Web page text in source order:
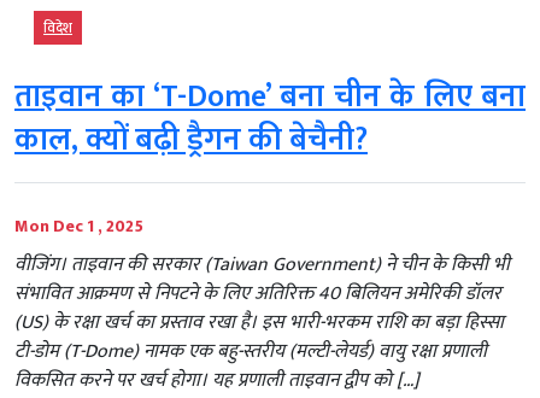
विदेश
ताइवान का ‘T-Dome’ बना चीन के लिए बना
काल, क्यों बढ़ी ड्रैगन की बेचैनी?
Mon Dec 1 , 2025
वीजिंग। ताइवान की सरकार (Taiwan Government) ने चीन के किसी भी
संभावित आक्रमण से निपटने के लिए अतिरिक्त 40 बिलियन अमेरिकी डॉलर
(US) के रक्षा खर्च का प्रस्ताव रखा है। इस भारी-भरकम राशि का बड़ा हिस्सा
टी-डोम (T-Dome) नामक एक बहु-स्तरीय (मल्टी-लेयर्ड) वायु रक्षा प्रणाली
विकसित करने पर खर्च होगा। यह प्रणाली ताइवान द्वीप को […]